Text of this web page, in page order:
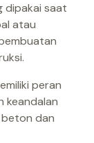
dipakai saat
atau
peran
keandalan
dan